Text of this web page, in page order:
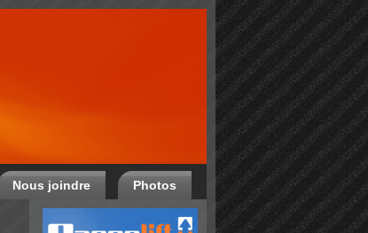
Nous joindre Photos